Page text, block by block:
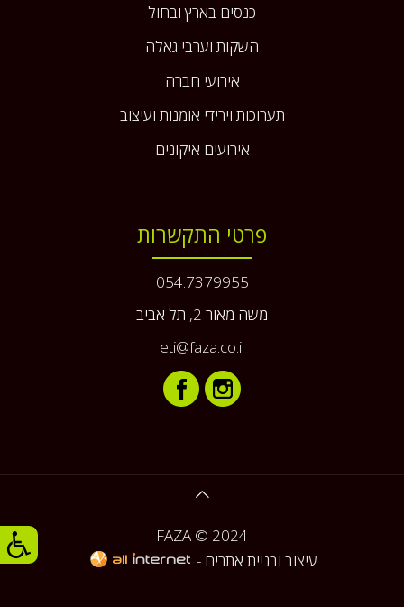
כנסים בארץ ובחול
השקות וערבי גאלה
אירועי חברה
תערוכות וירידי אומנות ועיצוב
אירועים איקונים
פרטי התקשרות
054.7379955
משה מאור 2, תל אביב
eti@faza.co.il
FAZA © 2024
עיצוב ובניית אתרים -